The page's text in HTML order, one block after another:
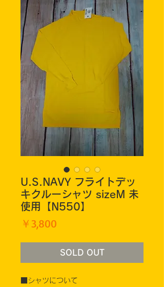
U.S.NAVY フライトデッ
キクルーシャツ sizeM 未
使用【N550】
￥3,800
SOLD OUT
■シャツについて